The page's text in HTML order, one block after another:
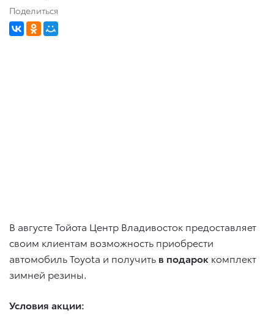
Поделиться
В августе Тойота Центр Владивосток предоставляет
своим клиентам возможность приобрести
автомобиль Toyota и получить в подарок комплект
зимней резины.
Условия акции: